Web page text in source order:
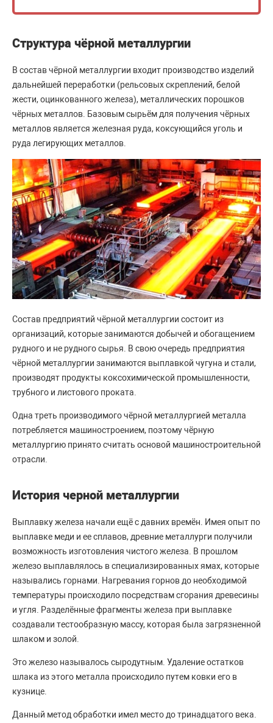
Структура чёрной металлургии
В состав чёрной металлургии входит производство изделий
дальнейшей переработки (рельсовых скреплений, белой
жести, оцинкованного железа), металлических порошков
чёрных металлов. Базовым сырьём для получения чёрных
металлов является железная руда, коксующийся уголь и
руда легирующих металлов.
Состав предприятий чёрной металлургии состоит из
организаций, которые занимаются добычей и обогащением
рудного и не рудного сырья. В свою очередь предприятия
чёрной металлургии занимаются выплавкой чугуна и стали,
производят продукты коксохимической промышленности,
трубного и листового проката.
Одна треть производимого чёрной металлургией металла
потребляется машиностроением, поэтому чёрную
металлургию принято считать основой машиностроительной
отрасли.
История черной металлургии
Выплавку железа начали ещё с давних времён. Имея опыт по
выплавке меди и ее сплавов, древние металлурги получили
возможность изготовления чистого железа. В прошлом
железо выплавлялось в специализированных ямах, которые
назывались горнами. Нагревания горнов до необходимой
температуры происходило посредствам сгорания древесины
и угля. Разделённые фрагменты железа при выплавке
создавали тестообразную массу, которая была загрязненной
шлаком и золой.
Это железо называлось сыродутным. Удаление остатков
шлака из этого металла происходило путем ковки его в
кузнице.
Данный метод обработки имел место до тринадцатого века.